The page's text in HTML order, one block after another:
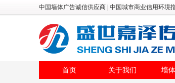
中国墙体广告诚信供应商 | 中国城市商业信用环境
首页 关于我们 墙